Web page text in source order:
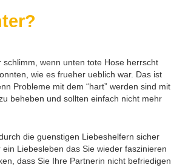
wenn unten tote Hose herrscht
wie es frueher ueblich war. Das ist
Probleme mit dem “hart” werden sind mit
beheben und sollten einfach nicht mehr
die guenstigen Liebeshelfern sicher
Liebesleben das Sie wieder faszinieren
dass Sie Ihre Partnerin nicht befriedigen